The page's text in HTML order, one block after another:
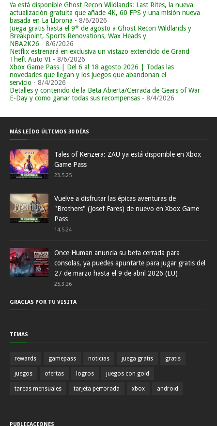
Ya está disponible Ghost Recon Wildlands: Last Rites, la nueva
actualización gratuita que añade 4K, 60 FPS y una misión nueva
basada en La Llorona - 8/6/2026
Juega gratis hasta el 9* de agosto a Ghost Recon Wildlands y
Breakpoint, Sports Renovations, Wax Heads y
NBA2K26 - 8/6/2026
Netflix estrenará en exclusiva un vistazo extendido de Grand
Theft Auto VI - 8/6/2026
Xbox Game Pass | Del 6 al 18 agosto 2026 | Todas las
novedades que llegan y los juegos que abandonan el
servicio - 8/4/2026
Detalles y contenido de la Beta Abierta/Cerrada de Gears of War
E-Day y como ganar todas sus recompensas - 8/4/2026
MÁS LEÍDO ÚLTIMOS 30 DÍAS
Tales of Kenzera: ZAU ya está disponible en Xbox
Game Pass
23.5.25
Vuelve a disfrutar las épicas aventuras de
"Brothers" (Josef Fares) de nuevo en Xbox Game
Pass
14.5.24
Once Human anuncia su beta cerrada para
consolas, ya puedes apuntarte para jugar gratis del
27 de marzo hasta el 9 de abril 2026 (EU)
25.3.26
GRACIAS POR TU VISITA
TEMAS
rewards gamepass noticias juega gratis gratis
juegos ofertas logros juegos con gold
tareas mensuales tarjeta perforada xbox android
PUBLICACIONES